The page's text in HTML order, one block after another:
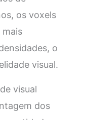
os voxels
o
visual.
visual
dos